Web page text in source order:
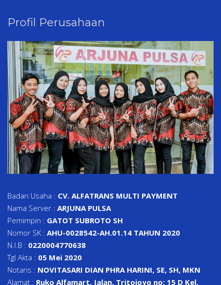
Profil Perusahaan
Badan Usaha : CV. ALFATRANS MULTI PAYMENT
Nama Server : ARJUNA PULSA
Pemimpin : GATOT SUBROTO SH
Nomor SK : AHU-0028542-AH.01.14 TAHUN 2020
N.I.B : 0220004770638
Tgl Akta : 05 Mei 2020
Notaris : NOVITASARI DIAN PHRA HARINI, SE, SH, MKN
Alamat : Ruko Alfamart, Jalan, Tritojoyo no: 15 D Kel,